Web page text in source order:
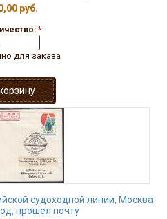
руб.
*
для заказа
судоходной линии, Москва
прошел почту